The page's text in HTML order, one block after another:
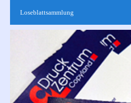
Loseblattsammlung
Einzelne Blätter ohne Bindung
doppelseitig, farbig oder schwarz-
Vorgaben. Für Verarbeitungen...